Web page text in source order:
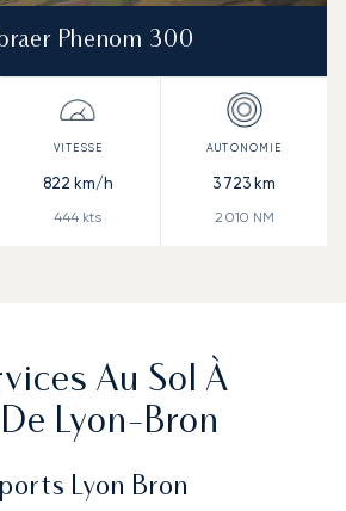
Phenom 300
822 km/h
444 kts
3 723 km
2 010 NM
Au Sol À
Lyon-Bron
Lyon Bron